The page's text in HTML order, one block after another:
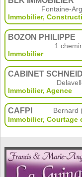
Fontaine-
Immobilier,
BOZON PHILIPPE
1
Immobilier
CABINET
Immobilier, Agence
CAFPI Bernard
Immobilier, Courtage